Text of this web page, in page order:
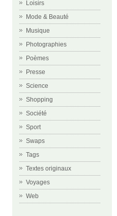
Loisirs
Mode & Beauté
Musique
Photographies
Poèmes
Presse
Science
Shopping
Société
Sport
Swaps
Tags
Textes originaux
Voyages
Web